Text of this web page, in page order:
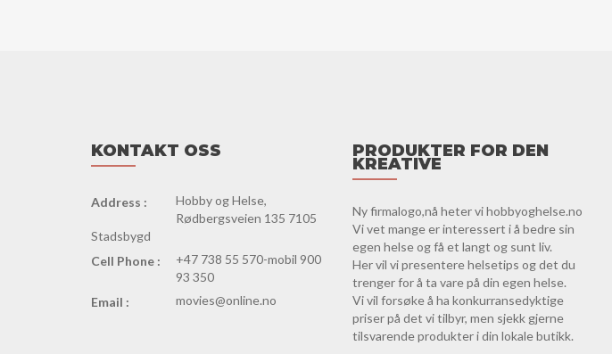
KONTAKT OSS
Address :
Hobby og Helse,
Rødbergsveien 135 7105
Stadsbygd
Cell Phone :
+47 738 55 570-mobil 900
93 350
Email :
movies@online.no
PRODUKTER FOR DEN
KREATIVE
Ny firmalogo,nå heter vi hobbyoghelse.no
Vi vet mange er interessert i å bedre sin
egen helse og få et langt og sunt liv.
Her vil vi presentere helsetips og det du
trenger for å ta vare på din egen helse.
Vi vil forsøke å ha konkurransedyktige
priser på det vi tilbyr, men sjekk gjerne
tilsvarende produkter i din lokale butikk.